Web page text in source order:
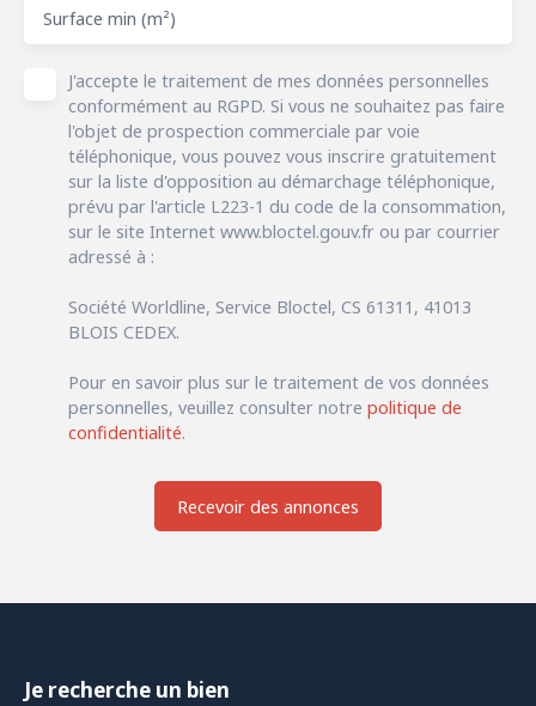
Surface min (m²)
J'accepte le traitement de mes données personnelles
conformément au RGPD. Si vous ne souhaitez pas faire
l'objet de prospection commerciale par voie
téléphonique, vous pouvez vous inscrire gratuitement
sur la liste d'opposition au démarchage téléphonique,
prévu par l'article L223-1 du code de la consommation,
sur le site Internet www.bloctel.gouv.fr ou par courrier
adressé à :
Société Worldline, Service Bloctel, CS 61311, 41013
BLOIS CEDEX.
Pour en savoir plus sur le traitement de vos données
personnelles, veuillez consulter notre politique de
confidentialité.
Recevoir des annonces
Je recherche un bien